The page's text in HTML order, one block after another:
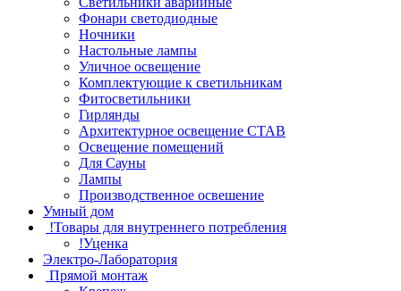
Фонари светодиодные
Ночники
Настольные лампы
Уличное освещение
Комплектующие к светильникам
Фитосветильники
Гирлянды
Архитектурное освещение СТАВ
Освещение помещений
Для Сауны
Лампы
Производственное освешение
Умный дом
!Товары для внутреннего потребления
!Уценка
Электро-Лаборатория
Прямой монтаж